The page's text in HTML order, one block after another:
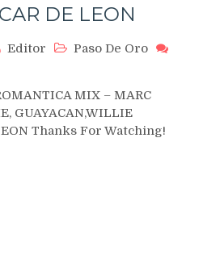
DE LEON
Editor
Paso De Oro
MIX – MARC
GUAYACAN,WILLIE
Thanks For Watching!